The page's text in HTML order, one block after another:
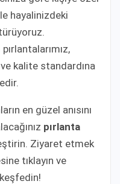
hayalinizdeki
kalite standardına
en güzel anısını
pırlanta
Ziyaret etmek
tıklayın ve